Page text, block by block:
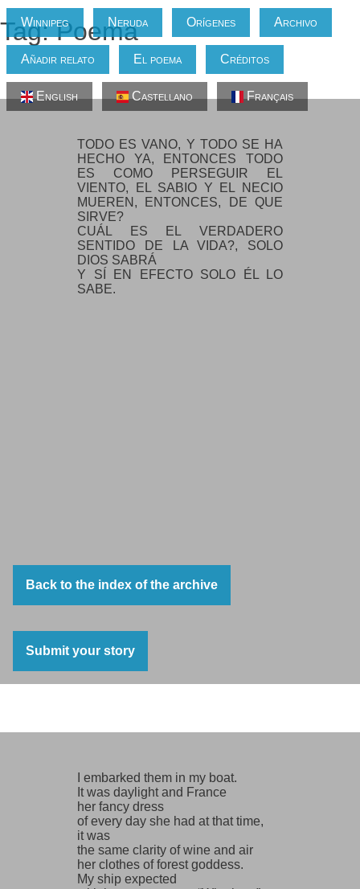
Winnipeg Neruda Orígenes Archivo
Añadir relato El poema Créditos
English Castellano Français
Tag: Poema
Perseguir el viento
TODO ES VANO, Y TODO SE HA
HECHO YA, ENTONCES TODO
ES COMO PERSEGUIR EL
VIENTO, EL SABIO Y EL NECIO
MUEREN, ENTONCES, DE QUE
SIRVE?
CUÁL ES EL VERDADERO
SENTIDO DE LA VIDA?, SOLO
DIOS SABRÁ
Y SÍ EN EFECTO SOLO ÉL LO
SABE.
Back to the index of the archive
Submit your story
I embarked them in my boat.
It was daylight and France
her fancy dress
of every day she had at that time,
it was
the same clarity of wine and air
her clothes of forest goddess.
My ship expected